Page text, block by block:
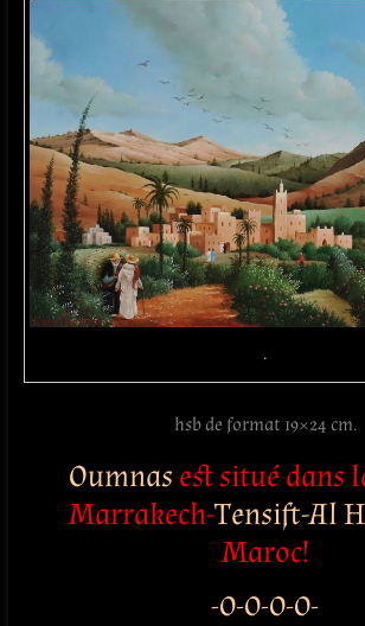
.
hsb de format 19×24 cm.
Oumnas est situé dans
Marrakech-Tensift-Al
Maroc!
-O-O-O-O-